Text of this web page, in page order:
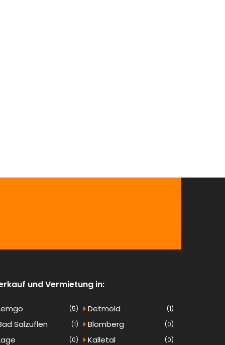
und Vermietung in:
(5) Detmold (1)
Salzuflen (1) Blomberg (0)
(0) Kalletal (0)